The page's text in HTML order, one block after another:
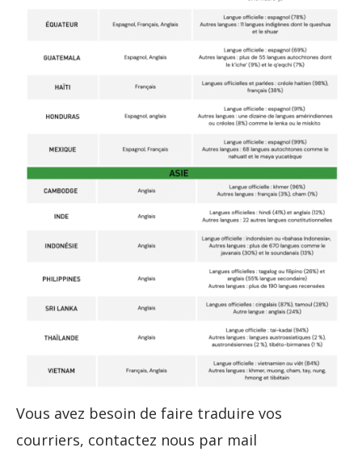
Vous avez besoin de faire traduire vos
courriers, contactez nous par mail